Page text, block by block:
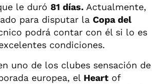
le duró 81 días. Actualmente,
para disputar la Copa del
podrá contar con él si lo es
condiciones.
uno de los clubes sensación de
europea, el Heart of